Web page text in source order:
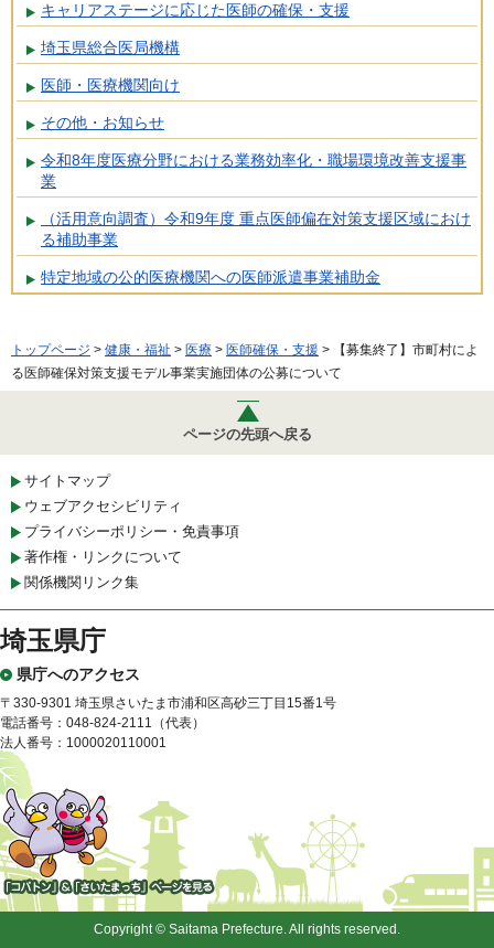
キャリアステージに応じた医師の確保・支援
埼玉県総合医局機構
医師・医療機関向け
その他・お知らせ
令和8年度医療分野における業務効率化・職場環境改善支援事
業
（活用意向調査）令和9年度 重点医師偏在対策支援区域におけ
る補助事業
特定地域の公的医療機関への医師派遣事業補助金
トップページ > 健康・福祉 > 医療 > 医師確保・支援 > 【募集終了】市町村によ
る医師確保対策支援モデル事業実施団体の公募について
ページの先頭へ戻る
サイトマップ
ウェブアクセシビリティ
プライバシーポリシー・免責事項
著作権・リンクについて
関係機関リンク集
埼玉県庁
県庁へのアクセス
〒330-9301 埼玉県さいたま市浦和区高砂三丁目15番1号
電話番号：048-824-2111（代表）
法人番号：1000020110001
「コバトン」&「さいたまっ
Copyright © Saitama Prefecture. All rights reserved.